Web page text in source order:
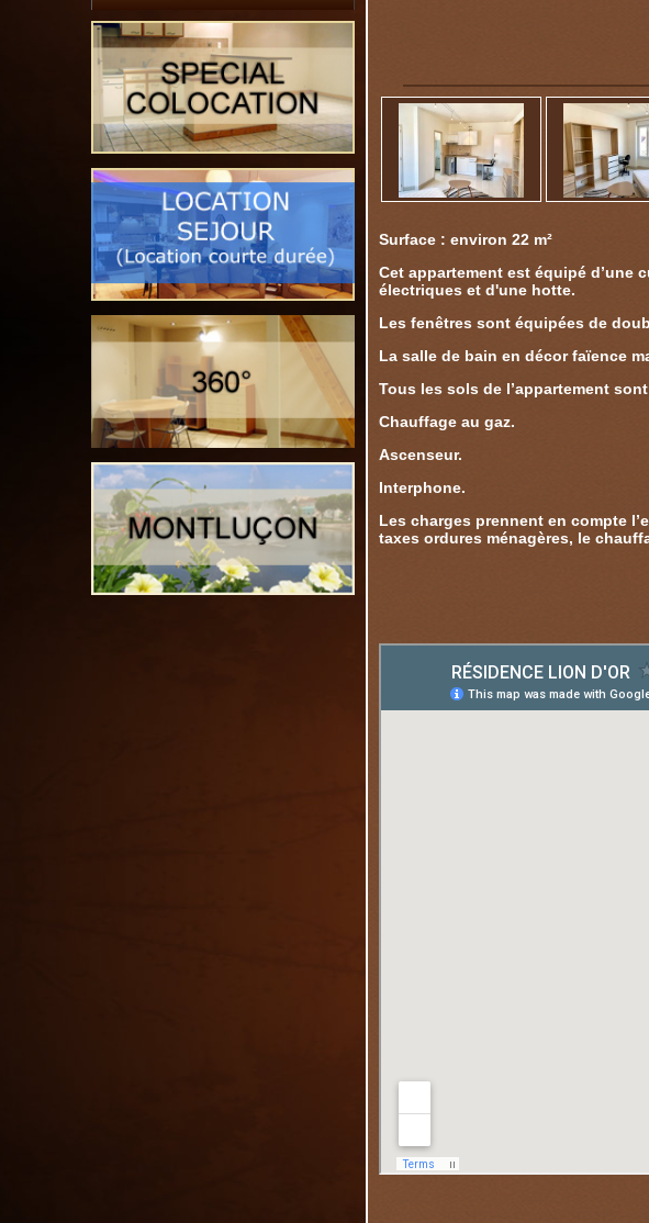
Surface : environ 22 m²
Cet appartement est équipé d’une
électriques et d'une hotte.
Les fenêtres sont équipées de
La salle de bain en décor faïence
Tous les sols de l’appartement
Chauffage au gaz.
Ascenseur.
Interphone.
Les charges prennent en compte
taxes ordures ménagères, le